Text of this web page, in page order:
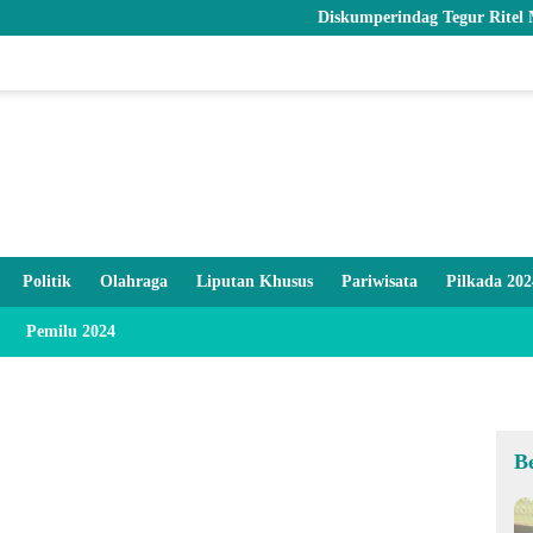
Diskumperindag Tegur Ritel Modern
Politik Olahraga Liputan Khusus Pariwisata Pilkada
Pemilu 2024